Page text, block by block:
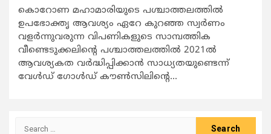
കൊറോണ മഹാമാരിയുടെ പശ്ചാത്തലത്തില്‍
ഉപഭോക്തൃ ആവശ്യം ഏറേ കുറഞ്ഞ സ്വര്‍ണം
വളർന്നുവരുന്ന വിപണികളുടെ സാമ്പത്തിക
വീണ്ടെടുക്കലിന്റെ പശ്ചാത്തലത്തിൽ 2021ല്‍
ആവശ്യകത വർദ്ധിപ്പിക്കാൻ സാധ്യതയുണ്ടെന്ന്
വേൾഡ് ഗോൾഡ് കൗൺസിലിന്റെ...